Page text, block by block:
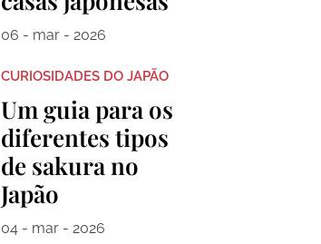
06 - mar - 2026
CURIOSIDADES DO JAPÃO
Um guia para os
diferentes tipos
de sakura no
Japão
04 - mar - 2026